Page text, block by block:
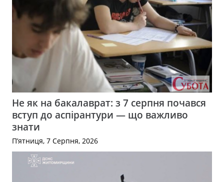
Не як на бакалаврат: з 7 серпня почався
вступ до аспірантури — що важливо
знати
П’ятниця, 7 Серпня, 2026